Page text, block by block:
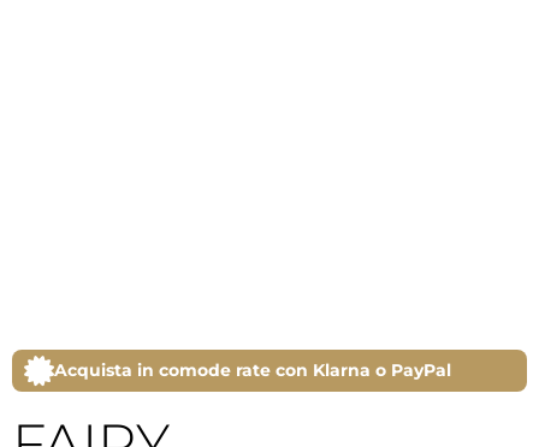
Acquista in comode rate con Klarna o PayPal